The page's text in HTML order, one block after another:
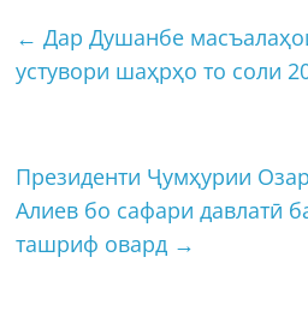
← Дар Душанбе
устувори шаҳрҳо то соли
Президенти Ҷумҳурии
Алиев бо сафари давлатӣ
ташриф овард →